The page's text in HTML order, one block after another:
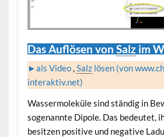
Das Auflösen von Salzim
►als Video,Salzlösen (von
interaktiv.net)
Wassermoleküle sind ständig in
sogenannte Dipole. Das bedeutet,
besitzen positive und negative